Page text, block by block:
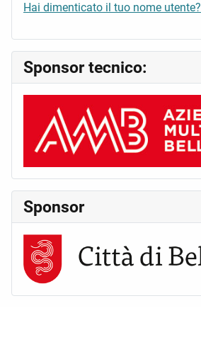
Hai dimenticato il tuo nome utente?
Sponsor tecnico:
Sponsor